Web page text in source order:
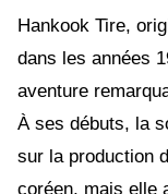
Hankook Tire,
dans les années
aventure
À ses débuts, la
sur la production
coréen, mais elle